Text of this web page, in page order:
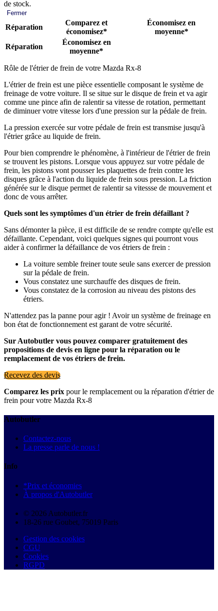
de stock.
Fermer
Réparation
Comparez et
économisez*
Économisez en
moyenne*
Réparation
Économisez en
moyenne*
Rôle de l'étrier de frein de votre Mazda Rx-8
L'étrier de frein est une pièce essentielle composant le système de
freinage de votre voiture. Il se situe sur le disque de frein et va agir
comme une pince afin de ralentir sa vitesse de rotation, permettant
de diminuer votre vitesse lors d'une pression sur la pédale de frein.
La pression exercée sur votre pédale de frein est transmise jusqu'à
l'étrier grâce au liquide de frein.
Pour bien comprendre le phénomène, à l'intérieur de l'étrier de frein
se trouvent les pistons. Lorsque vous appuyez sur votre pédale de
frein, les pistons vont pousser les plaquettes de frein contre les
disques grâce à l'action du liquide de frein sous pression. La friction
générée sur le disque permet de ralentir sa vitessse de mouvement et
donc de vous arrêter.
Quels sont les symptômes d'un étrier de frein défaillant ?
Sans démonter la pièce, il est difficile de se rendre compte qu'elle est
défaillante. Cependant, voici quelques signes qui pourront vous
aider à confirmer la défaillance de vos étriers de frein :
La voiture semble freiner toute seule sans exercer de pression
sur la pédale de frein.
Vous constatez une surchauffe des disques de frein.
Vous constatez de la corrosion au niveau des pistons des
étriers.
N'attendez pas la panne pour agir ! Avoir un système de freinage en
bon état de fonctionnement est garant de votre sécurité.
Sur Autobutler vous pouvez comparer gratuitement des
propositions de devis en ligne pour la réparation ou le
remplacement de vos étriers de frein.
Recevez des devis
Comparez les prix pour le remplacement ou la réparation d'étrier de
frein pour votre Mazda Rx-8
Autobutler
Contactez-nous
La presse parle de nous !
Info
*Prix et économies
À propos d'Autobutler
© 2026 Autobutler.fr
18-26 rue Goubet, 75019 Paris
Gestion des cookies
CGU
Cookies
RGPD